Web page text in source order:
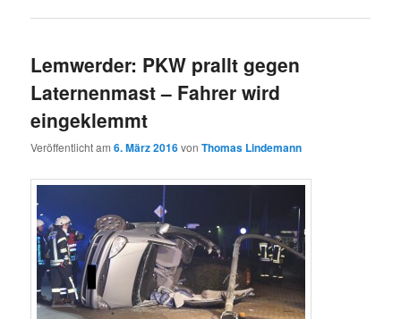
Lemwerder: PKW prallt gegen
Laternenmast – Fahrer wird
eingeklemmt
Veröffentlicht am6. März 2016vonThomas Lindemann